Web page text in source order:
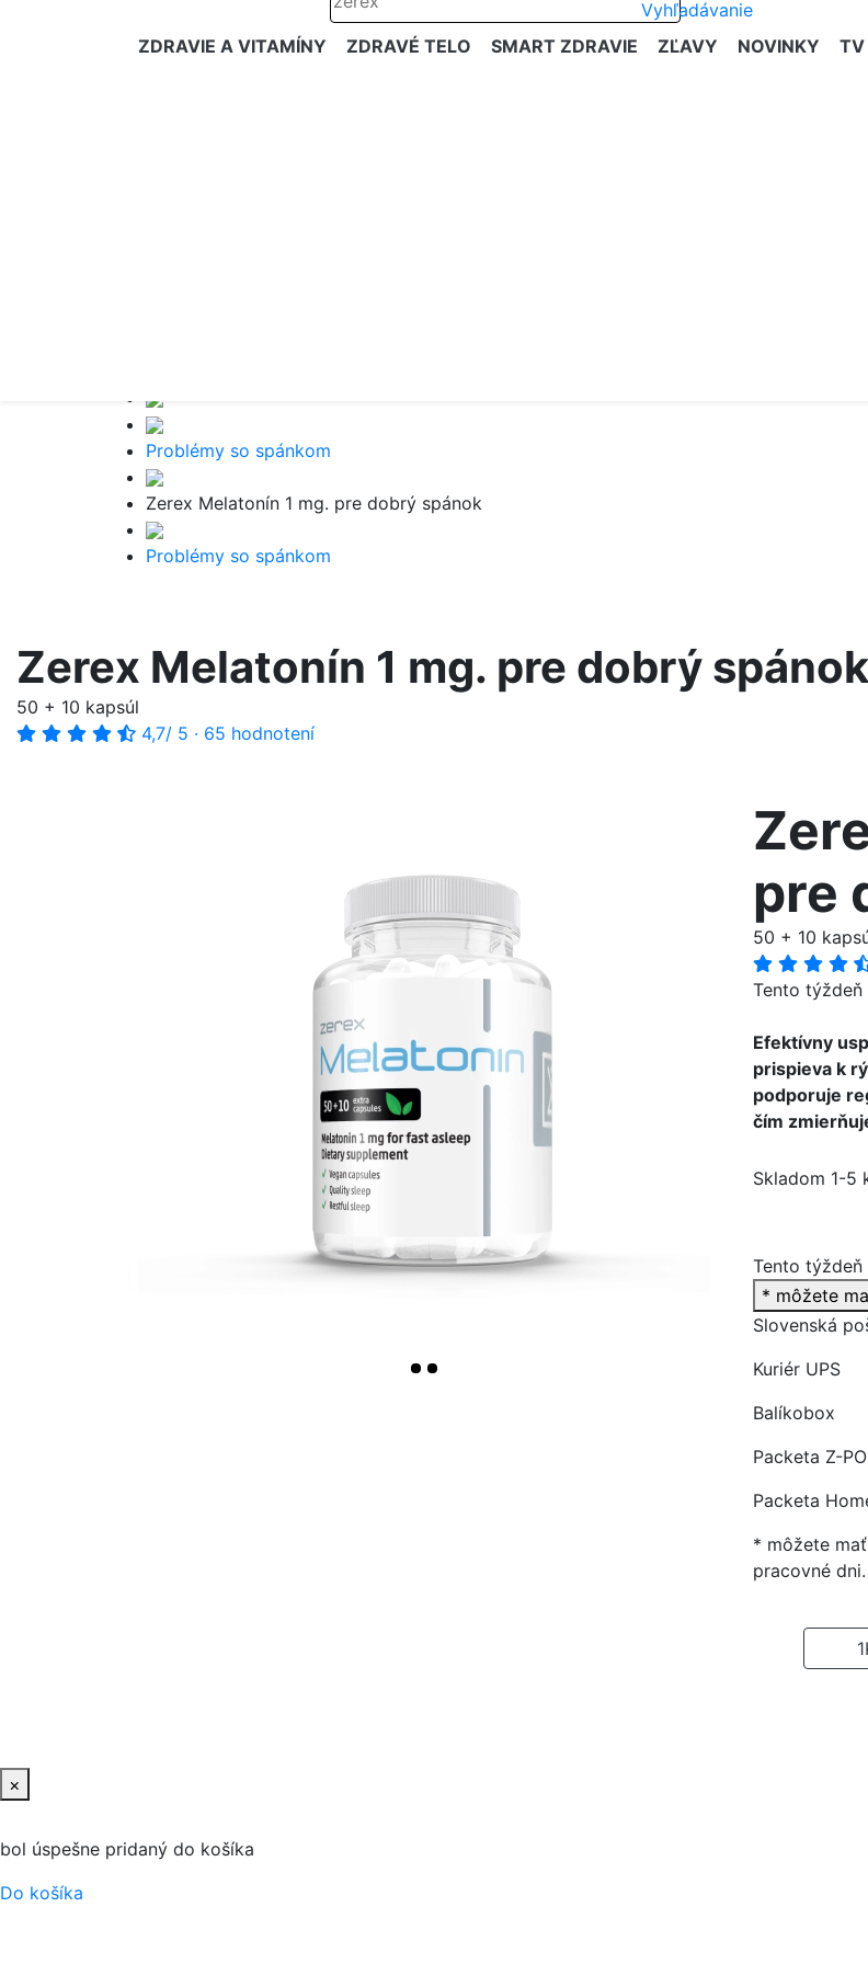
ZDRAVIE A VITAMÍNY ZDRAVÉ TELO SMART ZDRAVIE ZĽAVY NOVINKY TV
Problémy so spánkom
Zerex Melatonín 1 mg. pre dobrý spánok
Problémy so spánkom
Zerex Melatonín 1 mg. pre dobrý spánok
50 + 10 kapsúl
4,7/ 5 · 65 hodnotení
pre
50 + 10
Tento týždeň
Efektívny
prispieva k
podporuje
čím
Skladom 1-5
Tento týždeň
* môžete
Slovenská
Kuriér UPS
Balíkobox
Packeta Z-
Packeta
* môžete
pracovné dni.
1
×
bol úspešne pridaný do košíka
Do košíka